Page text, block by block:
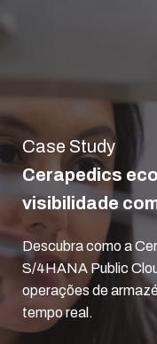
Case Study
Cerapedics
visibilidade
Descubra como a
S/4HANA Public
operações de
tempo real.